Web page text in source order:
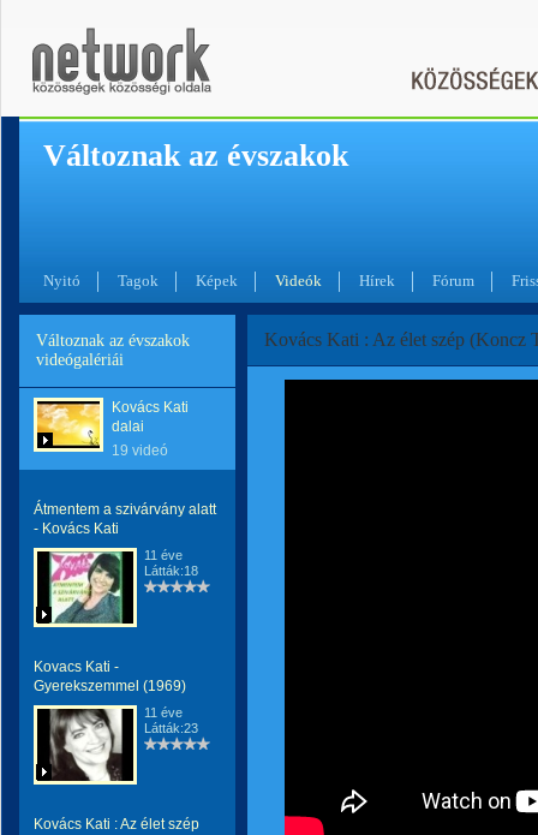
Változnak az évszakok
Nyitó Tagok Képek Videók Hírek Fórum
Változnak az évszakok
videógalériái
Kovács Kati
dalai
19 videó
Átmentem a szivárvány alatt
- Kovács Kati
11 éve
Látták:18
Kovacs Kati -
Gyerekszemmel (1969)
11 éve
Látták:23
Kovács Kati : Az élet szép
Kovács Kati : Az élet szép (Koncz